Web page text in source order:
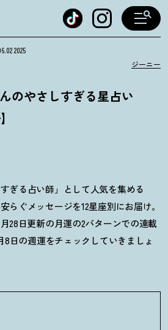
ウェブ
2025
ジーニー
のやさしすぎる星占い
ぎる占い師」として人気を集める
らぐメッセージを12星座別にお届け。
28日更新の月運の2パターンでの連載
8日の週運をチェックしていきましょ